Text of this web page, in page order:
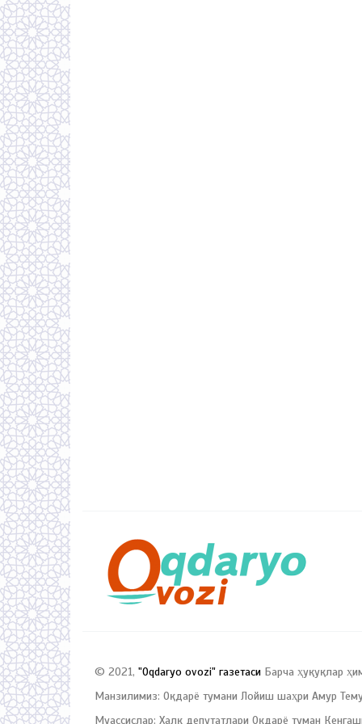
© 2021, "Oqdaryo ovozi" газетаси Барча ҳуқуқлар
Манзилимиз: Оқдарё тумани Лойиш шаҳри Амур
Муассислар: Халқ депутатлари Оқдарё туман